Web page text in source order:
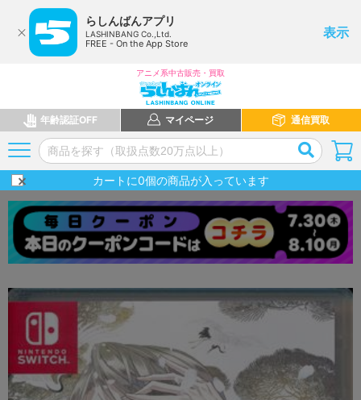
らしんばんアプリ
LASHINBANG Co.,Ltd.
FREE - On the App Store
表示
アニメ系中古販売・買取
年齢認証OFF マイページ 通信買取
カートに0個の商品が入っています